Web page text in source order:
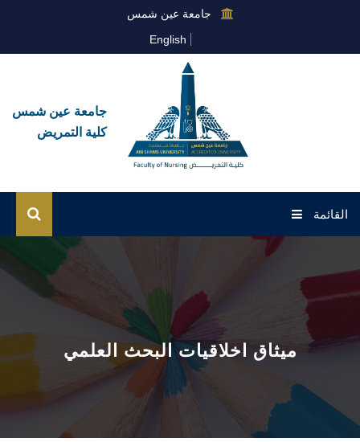
جامعة عين شمس
English
جامعة عين شمس
كلية التمريض
القائمة
عن القطاع
إدارات القطاع
خدمات القطاع
نظام الساعات المعتمدة
ميثاق اخلاقيات البحث العلمي